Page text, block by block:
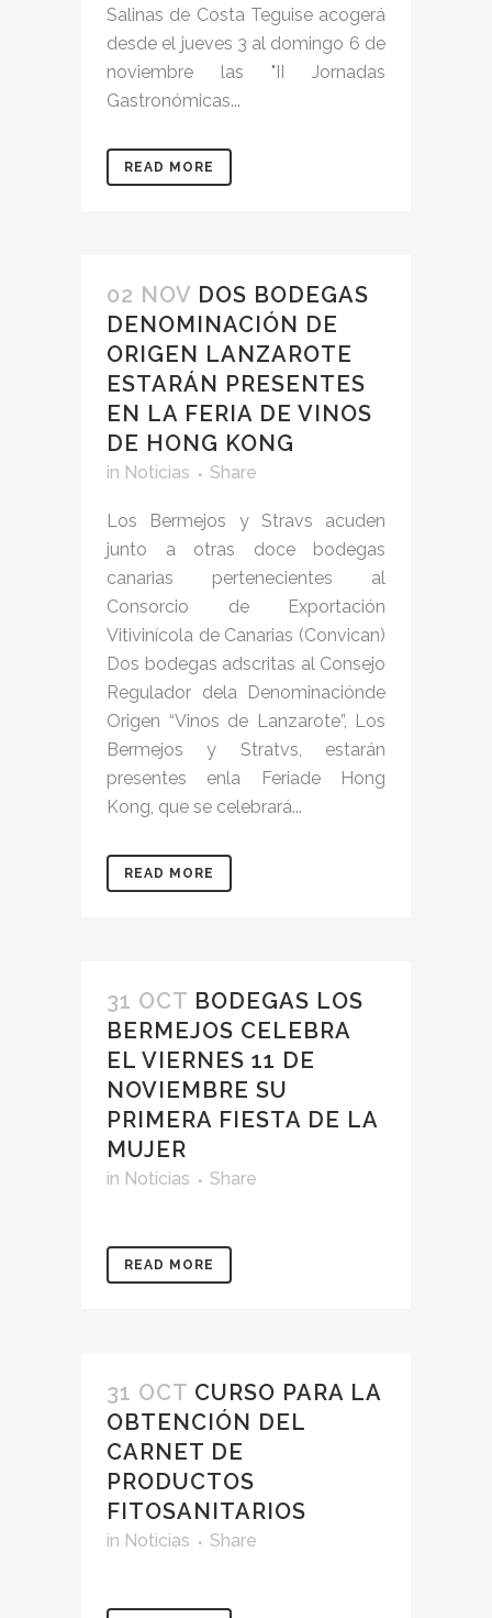
Salinas de Costa Teguise acogerá
desde el jueves 3 al domingo 6 de
noviembre las "II Jornadas
Gastronómicas...
READ MORE
02 NOV DOS BODEGAS
DENOMINACIÓN DE
ORIGEN LANZAROTE
ESTARÁN PRESENTES
EN LA FERIA DE VINOS
DE HONG KONG
in Noticias Share
Los Bermejos y Stravs acuden
junto a otras doce bodegas
canarias pertenecientes al
Consorcio de Exportación
Vitivinícola de Canarias (Convican)
Dos bodegas adscritas al Consejo
Regulador dela Denominaciónde
Origen “Vinos de Lanzarote”, Los
Bermejos y Stratvs, estarán
presentes enla Feriade Hong
Kong, que se celebrará...
READ MORE
31 OCT BODEGAS LOS
BERMEJOS CELEBRA
EL VIERNES 11 DE
NOVIEMBRE SU
PRIMERA FIESTA DE LA
MUJER
in Noticias Share
READ MORE
31 OCT CURSO PARA LA
OBTENCIÓN DEL
CARNET DE
PRODUCTOS
FITOSANITARIOS
in Noticias Share